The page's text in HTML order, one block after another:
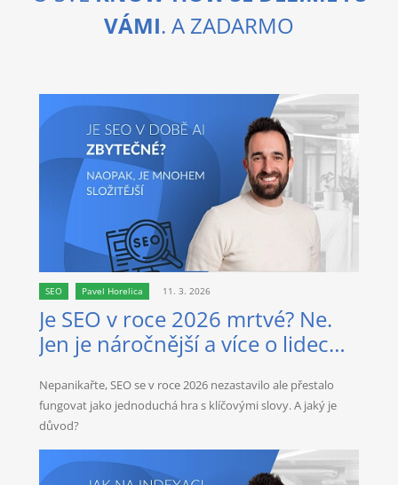
VÁMI. A ZADARMO
SEO Pavel Horelica 11. 3. 2026
Je SEO v roce 2026 mrtvé? Ne.
Jen je náročnější a více o lidech
Nepanikařte, SEO se v roce 2026 nezastavilo ale přestalo
fungovat jako jednoduchá hra s klíčovými slovy. A jaký je
důvod?